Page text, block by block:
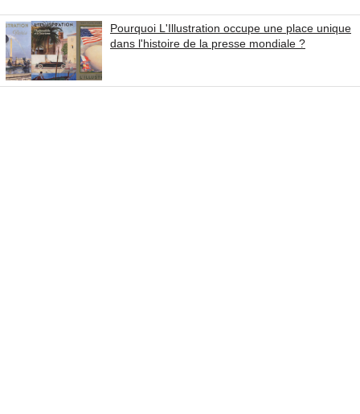
Pourquoi L'Illustration occupe une place unique
dans l'histoire de la presse mondiale ?